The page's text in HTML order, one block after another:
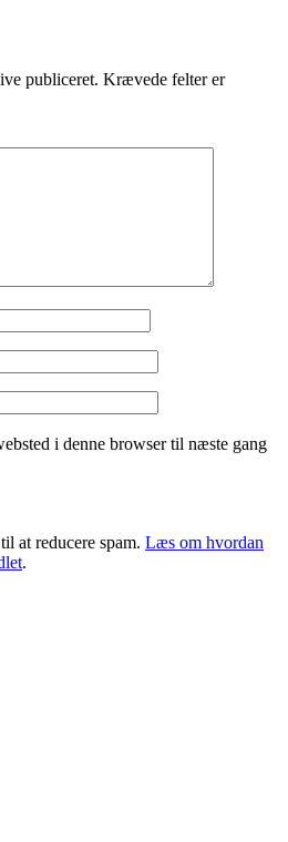
publiceret. Krævede felter er
i denne browser til næste gang
at reducere spam. Læs om hvordan
.